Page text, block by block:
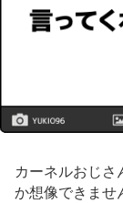
カーネルおじ
か想像できませ